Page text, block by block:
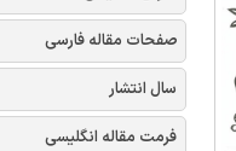
صفحات مقاله فارسی
سال انتشار
فرمت مقاله انگلیسی